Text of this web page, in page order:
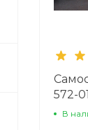
572-
В